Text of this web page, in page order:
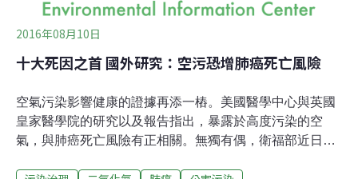
2016年08月10日
十大死因之首 國外研究：空污恐增肺癌死亡風險
空氣污染影響健康的證據再添一樁。美國醫學中心與英國
皇家醫學院的研究以及報告指出，暴露於高度污染的空
氣，與肺癌死亡風險有正相關。無獨有偶，衛福部近日公